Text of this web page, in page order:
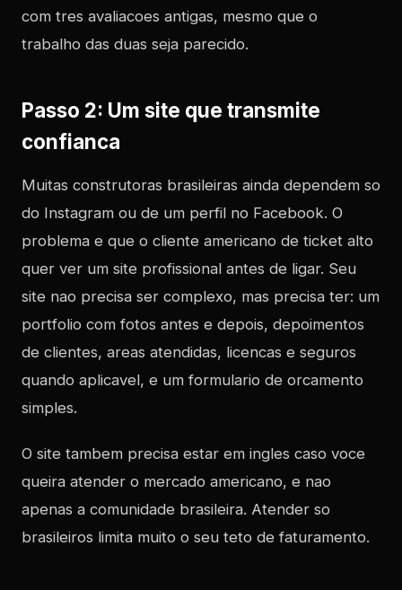
com tres avaliacoes antigas, mesmo que o
trabalho das duas seja parecido.
Passo 2: Um site que transmite
confianca
Muitas construtoras brasileiras ainda dependem so
do Instagram ou de um perfil no Facebook. O
problema e que o cliente americano de ticket alto
quer ver um site profissional antes de ligar. Seu
site nao precisa ser complexo, mas precisa ter: um
portfolio com fotos antes e depois, depoimentos
de clientes, areas atendidas, licencas e seguros
quando aplicavel, e um formulario de orcamento
simples.
O site tambem precisa estar em ingles caso voce
queira atender o mercado americano, e nao
apenas a comunidade brasileira. Atender so
brasileiros limita muito o seu teto de faturamento.